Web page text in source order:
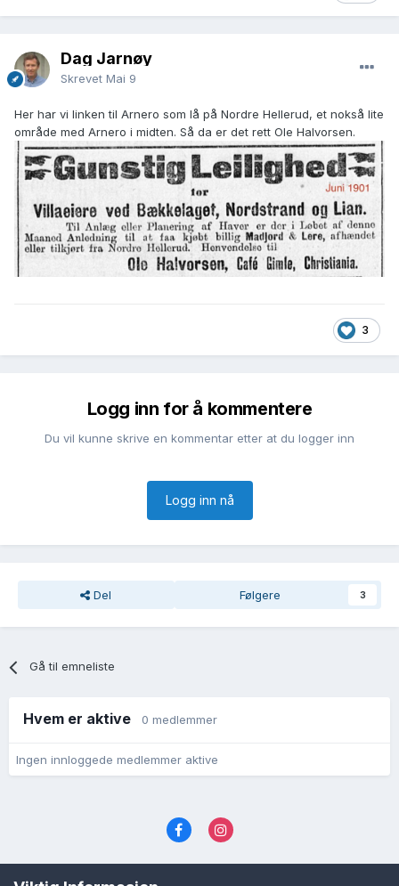
Dag Jarnøy
Skrevet Mai 9
Her har vi linken til Arnero som lå på Nordre Hellerud, et nokså lite
område med Arnero i midten. Så da er det rett Ole Halvorsen.
3
Logg inn for å kommentere
Du vil kunne skrive en kommentar etter at du logger inn
Logg inn nå
Del Følgere 3
Gå til emneliste
Hvem er aktive 0 medlemmer
Ingen innloggede medlemmer aktive